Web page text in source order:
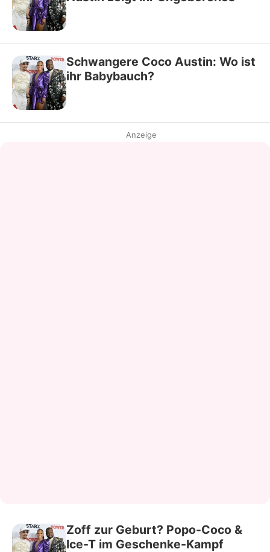
Schwangere Coco Austin: Wo ist
ihr Babybauch?
Anzeige
Zoff zur Geburt? Popo-Coco &
Ice-T im Geschenke-Kampf